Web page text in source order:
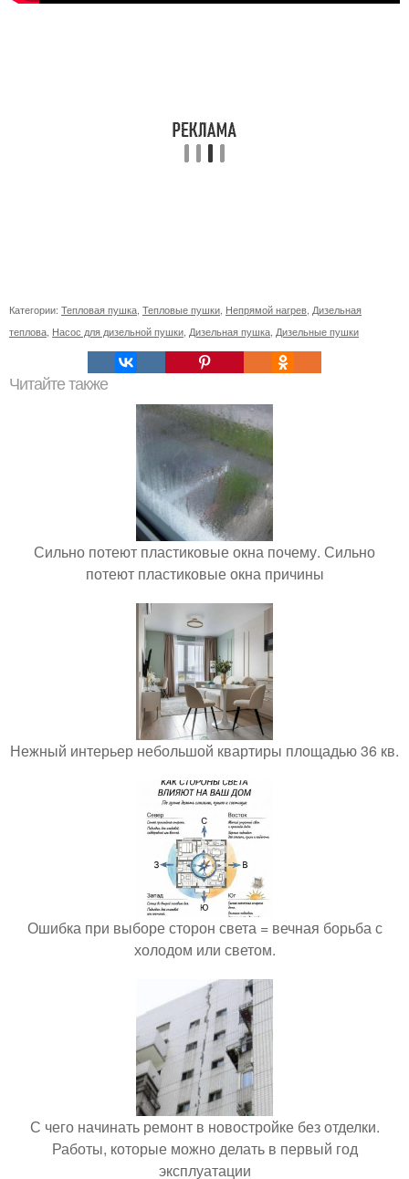
Категории: Тепловая пушка Тепловые пушки Непрямой нагрев Дизельная
теплова Насос для дизельной пушки Дизельная пушка Дизельные пушки
Читайте также
Сильно потеют пластиковые окна почему. Сильно
потеют пластиковые окна причины
Нежный интерьер небольшой квартиры площадью 36 кв.
Ошибка при выборе сторон света = вечная борьба с
холодом или светом.
С чего начинать ремонт в новостройке без отделки.
Работы, которые можно делать в первый год
эксплуатации